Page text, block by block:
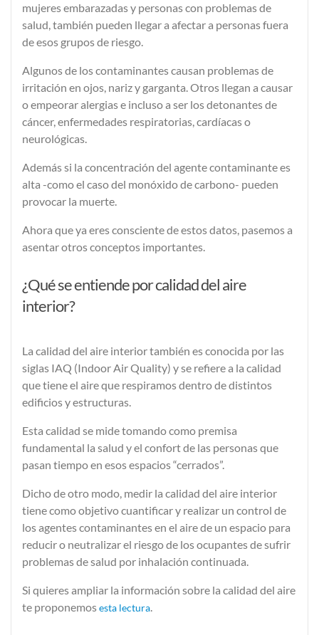
mujeres embarazadas y personas con problemas de
salud, también pueden llegar a afectar a personas fuera
de esos grupos de riesgo.
Algunos de los contaminantes causan problemas de
irritación en ojos, nariz y garganta. Otros llegan a causar
o empeorar alergias e incluso a ser los detonantes de
cáncer, enfermedades respiratorias, cardíacas o
neurológicas.
Además si la concentración del agente contaminante es
alta -como el caso del monóxido de carbono- pueden
provocar la muerte.
Ahora que ya eres consciente de estos datos, pasemos a
asentar otros conceptos importantes.
¿Qué se entiende por calidad del aire
interior?
La calidad del aire interiortambién es conocida por las
siglas IAQ (Indoor Air Quality) y se refiere a la calidad
que tiene el aire que respiramos dentro de distintos
edificios y estructuras.
Esta calidad se mide tomando como premisa
fundamental la salud yel confortde las personas que
pasan tiempo en esos espacios “cerrados”.
Dicho de otro modo, medir la calidad del aire interior
tiene como objetivo cuantificar y realizar un control de
los agentes contaminantesen el aire de un espacio para
reducir o neutralizar el riesgo de los ocupantes de sufrir
problemas de salud por inhalación continuada.
Si quieres ampliar la información sobre la calidad del aire
te proponemosesta lectura.